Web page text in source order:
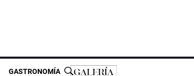
GASTRONOMÍA